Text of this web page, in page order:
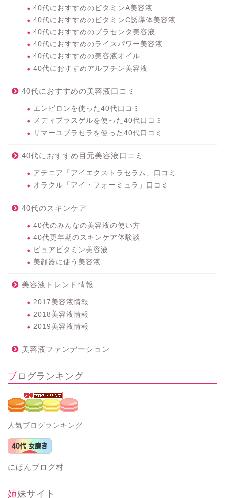
40代におすすめのビタミンA美容液
40代におすすめのビタミンC誘導体美容液
40代におすすめのプラセンタ美容液
40代におすすめのライスパワー美容液
40代におすすめの美容液オイル
40代におすすめアルブチン美容液
40代におすすめの美容液口コミ
エンビロンを使った40代口コミ
メディプラスゲルを使った40代口コミ
リマーユプラセラを使った40代口コミ
40代におすすめ目元美容液口コミ
アテニア「アイエクストラセラム」口コミ
オラクル「アイ・フォーミュラ」口コミ
40代のスキンケア
40代のみんなの美容液の使い方
40代更年期のスキンケア体験談
ピュアビタミン美容液
美顔器に使う美容液
美容液トレンド情報
2017美容液情報
2018美容液情報
2019美容液情報
美容液ファンデーション
ブログランキング
人気ブログランキング
にほんブログ村
姉妹サイト